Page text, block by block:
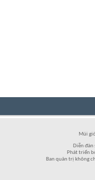
Múi
Diễn
Phát triển
Ban quản trị không